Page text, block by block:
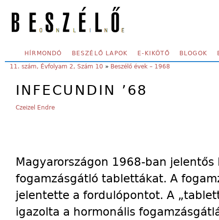
SECONDARY MENU
HÍRMONDÓ BESZÉLŐ LAPOK E-KIKÖTŐ BLOGOK
YOU ARE HERE:
11. szám, Évfolyam 2, Szám 10 » Beszélő évek – 1968
INFECUNDIN ’68
Czeizel Endre
Magyarországon 1968-ban
fogamzásgátló tablettákat. A
jelentette a fordulópontot. A
igazolta a hormonális